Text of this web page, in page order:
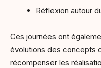
Réflexion autour
Ces journées ont
évolutions des concepts
récompenser les